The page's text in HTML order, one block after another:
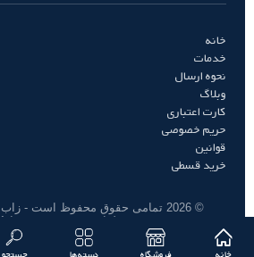
خانه
خدمات
نحوه ارسال
وبلاگ
کارت اعتباری
حریم خصوصی
قوانین
خرید قسطی
© 2026 تمامی حقوق محفوظ است - زاب سیلور | ZaabSilver
طراحی و توسعه توسط MK